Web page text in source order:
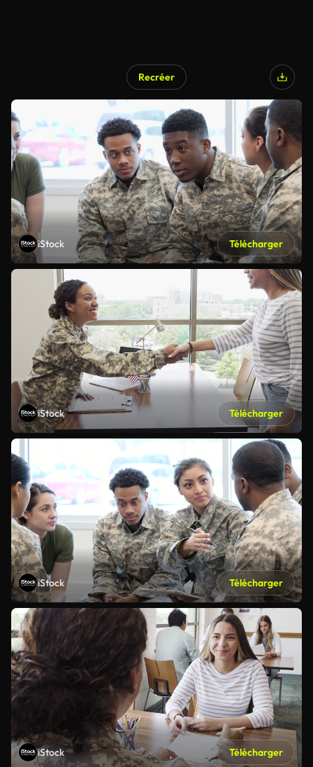
Recréer
iStock Télécharger
iStock Télécharger
iStock Télécharger
iStock Télécharger